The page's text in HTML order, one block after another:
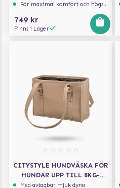
För maximal komfort och högsta säkerhet
749 kr
Finns i Lager
CITYSTYLE HUNDVÄSKA FÖR
HUNDAR UPP TILL 8KG-
CAPPUCCINO
Med avtagbar mjuk dyna